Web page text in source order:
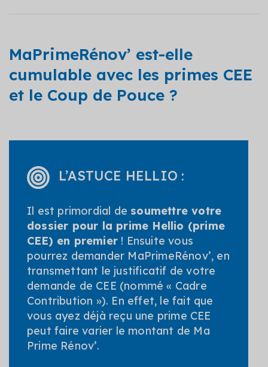
MaPrimeRénov’ est-elle
cumulable avec les primes CEE
et le Coup de Pouce ?
L’ASTUCE HELLIO :
Il est primordial de soumettre votre
dossier pour la prime Hellio (prime
CEE) en premier ! Ensuite vous
pourrez demander MaPrimeRénov’, en
transmettant le justificatif de votre
demande de CEE (nommé « Cadre
Contribution »). En effet, le fait que
vous ayez déjà reçu une prime CEE
peut faire varier le montant de Ma
Prime Rénov’.